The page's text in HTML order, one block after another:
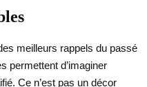
meilleurs rappels du passé
permettent d’imaginer
Ce n’est pas un décor